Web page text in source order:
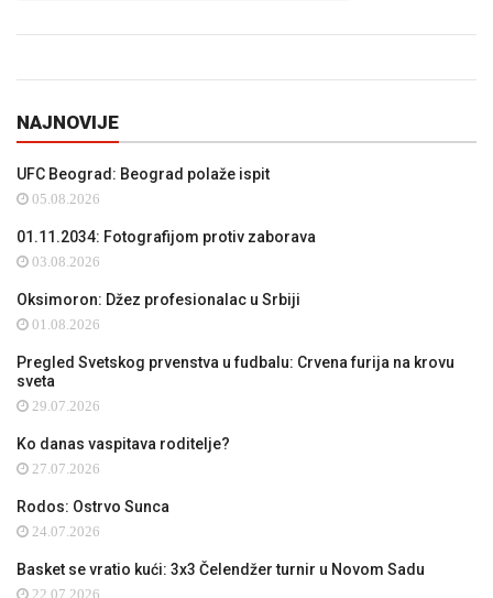
NAJNOVIJE
UFC Beograd: Beograd polaže ispit
05.08.2026
01.11.2034: Fotografijom protiv zaborava
03.08.2026
Oksimoron: Džez profesionalac u Srbiji
01.08.2026
Pregled Svetskog prvenstva u fudbalu: Crvena furija na krovu
sveta
29.07.2026
Ko danas vaspitava roditelje?
27.07.2026
Rodos: Ostrvo Sunca
24.07.2026
Basket se vratio kući: 3x3 Čelendžer turnir u Novom Sadu
22.07.2026